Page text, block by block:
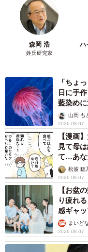
系：（41）
・店舗でのアルバイト
・営業、経理、広報な
・YouTuberなど広告
・お茶、お花など趣味
・コーチング、カウン
（6）
・スポーツのインスト
・その他：（12）
※（）内の数字は回答
森岡 浩
姓氏研究家
ハ
「ちょ
日に手
藍染め
ごい」
山岡 も
2026.08.07
【漫画
見て母
て…あな
松波 穂
2026.08.07
【お盆
り疲れ
感ギャ
まいど
2026.08.07